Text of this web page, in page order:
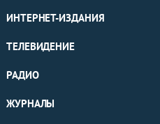
ИНТЕРНЕТ-ИЗДАНИЯ
ТЕЛЕВИДЕНИЕ
РАДИО
ЖУРНАЛЫ